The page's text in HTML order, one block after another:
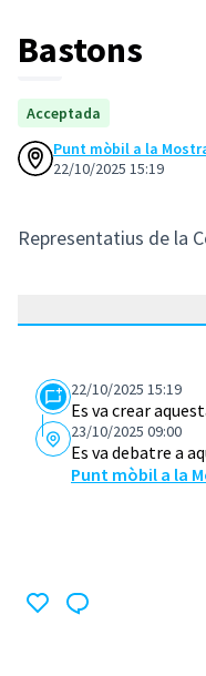
Bastons
Acceptada
Punt mòbil a la
22/10/2025 15:19
Representatius de la
22/10/2025 15:19
Es va crear
23/10/2025 09:00
Es va debatre a
Punt mòbil a la